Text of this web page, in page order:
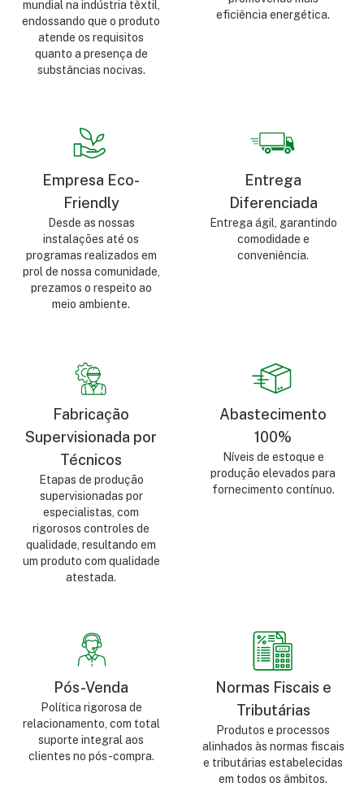
mundial na indústria têxtil,
endossando que o produto
atende os requisitos
quanto a presença de
substâncias nocivas.
eficiência energética.
Empresa Eco-
Friendly
Desde as nossas
instalações até os
programas realizados em
prol de nossa comunidade,
prezamos o respeito ao
meio ambiente.
Entrega
Diferenciada
Entrega ágil, garantindo
comodidade e
conveniência.
Fabricação
Supervisionada por
Técnicos
Etapas de produção
supervisionadas por
especialistas, com
rigorosos controles de
qualidade, resultando em
um produto com qualidade
atestada.
Abastecimento
100%
Níveis de estoque e
produção elevados para
fornecimento contínuo.
Pós-Venda
Política rigorosa de
relacionamento, com total
suporte integral aos
clientes no pós-compra.
Normas Fiscais e
Tributárias
Produtos e processos
alinhados às normas fiscais
e tributárias estabelecidas
em todos os âmbitos.